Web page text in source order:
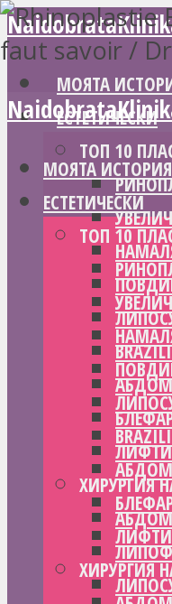
МОЯТА
ЕСТЕТИЧЕСКИ
ТОП 10
ХИРУРГИЯ
МОЯТА ИСТОРИЯ
ЕСТЕТИЧЕСКИ
ТОП 10
ХИРУРГИЯ